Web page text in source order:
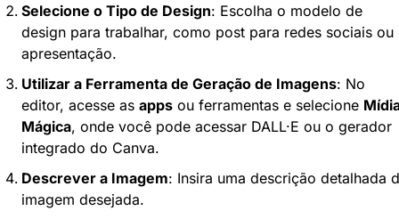
Selecione o Tipo de Design: Escolha o modelo de
design para trabalhar, como post para redes sociais ou
apresentação.
Utilizar a Ferramenta de Geração de Imagens: No
editor, acesse as apps ou ferramentas e selecione
Mágica, onde você pode acessar DALL·E ou o gerador
integrado do Canva.
Descrever a Imagem: Insira uma descrição detalhada
imagem desejada.